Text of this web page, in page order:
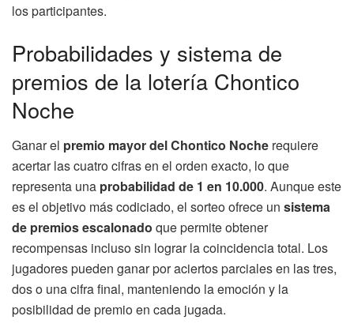
los participantes.
Probabilidades y sistema de
premios de la lotería Chontico
Noche
Ganar el premio mayor del Chontico Noche requiere
acertar las cuatro cifras en el orden exacto, lo que
representa una probabilidad de 1 en 10.000. Aunque este
es el objetivo más codiciado, el sorteo ofrece un sistema
de premios escalonado que permite obtener
recompensas incluso sin lograr la coincidencia total. Los
jugadores pueden ganar por aciertos parciales en las tres,
dos o una cifra final, manteniendo la emoción y la
posibilidad de premio en cada jugada.